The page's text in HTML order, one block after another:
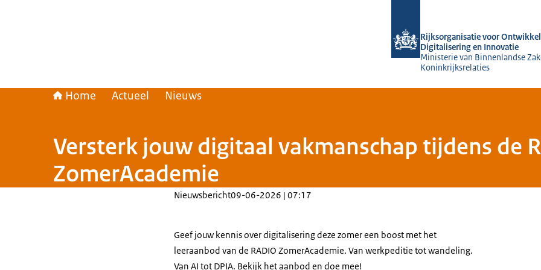
Rijksorganisatie voor
Digitalisering en Innovatie
Ministerie van Binnenlandse
Koninkrijksrelaties
Home Actueel Nieuws
Versterk jouw digitaal vakmanschap tijdens de
ZomerAcademie
Nieuwsbericht09-06-2026 | 07:17
Geef jouw kennis over digitalisering deze zomer een boost met het
leeraanbod van de RADIO ZomerAcademie. Van werkpeditie tot wandeling.
Van AI tot DPIA. Bekijk het aanbod en doe mee!